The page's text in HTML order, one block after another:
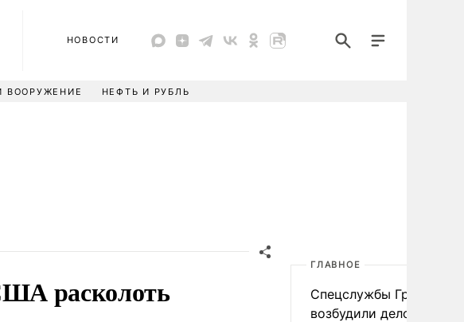
НОВОСТИ
ВООРУЖЕНИЕ НЕФТЬ И РУБЛЬ
расколоть
ГЛАВНОЕ
Спецслужбы Грузии
возбудили дело о